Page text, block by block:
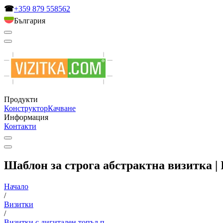
☎+359 879 558562
България
Продукти
КонструкторКачване
Информация
Контакти
Шаблон за строга абстрактна визитка |
Начало
/
Визитки
/